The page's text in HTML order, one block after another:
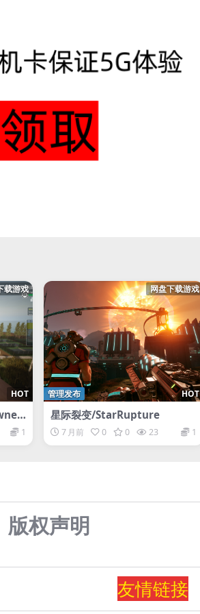
载游戏
HOT
1
网盘下载游戏
HOT
管理发布
星际裂变/StarRupture
7 月前 0 0 23 1
版权声明
友情链接